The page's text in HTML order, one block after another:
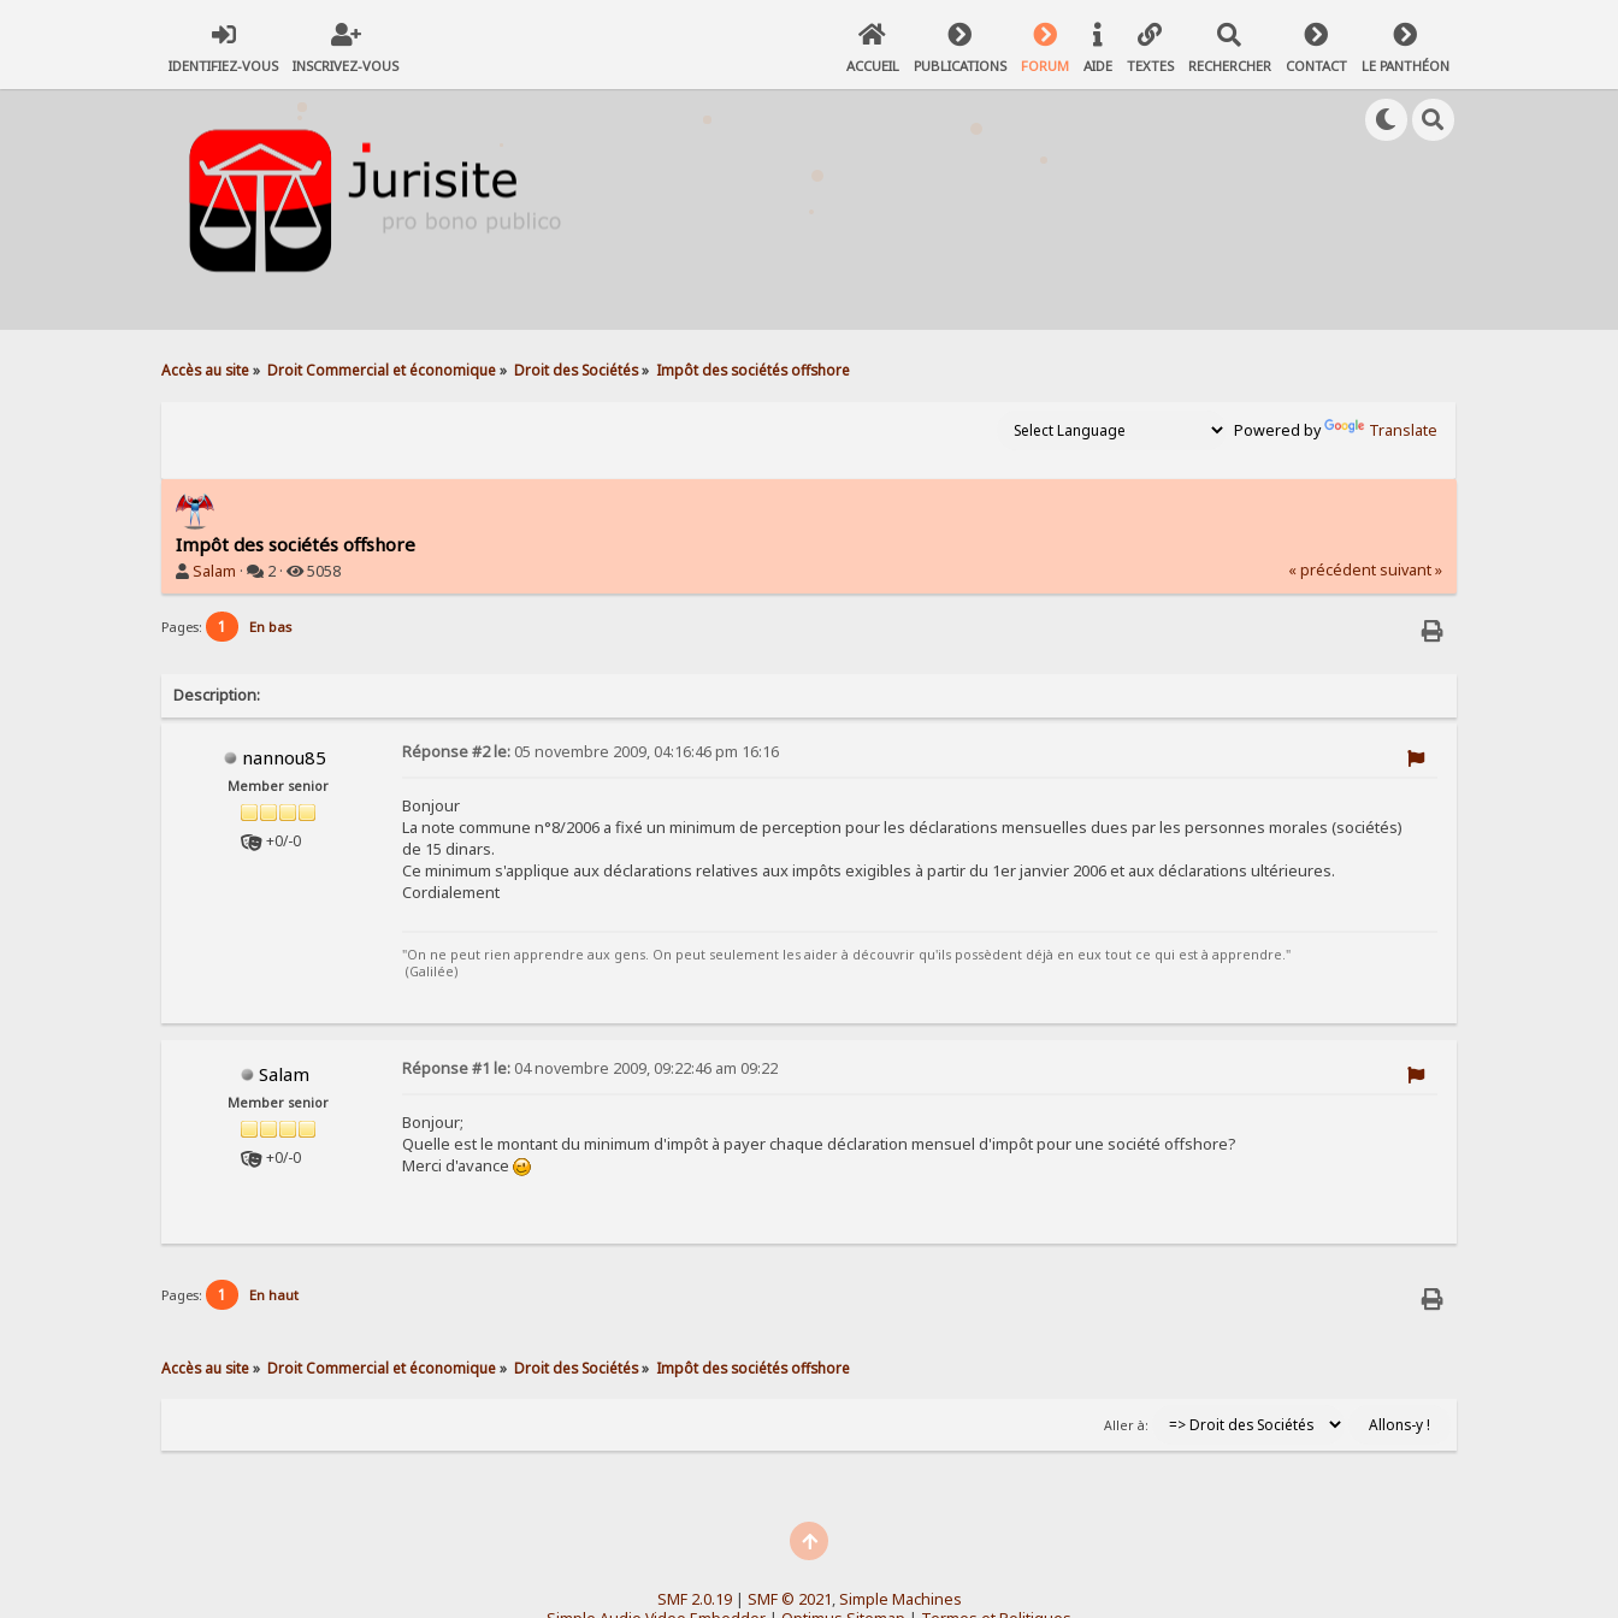
IDENTIFIEZ-VOUS INSCRIVEZ-VOUS ACCUEIL PUBLICATIONS FORUM AIDE TEXTES RECHERCHER CONTACT LE PANTHÉON
Accès au site» Droit Commercial et économique» Droit des Sociétés» Impôt des sociétés offshore
Powered by Translate
Impôt des sociétés offshore
Salam · 2 · 5058 « précédent suivant »
Pages: 1 En bas
Description:
nannou85
Member senior
+0/-0
Réponse #2 le: 05 novembre 2009, 04:16:46 pm 16:16
Bonjour
La note commune n°8/2006 a fixé un minimum de perception pour les déclarations mensuelles dues par les personnes morales (sociétés)
de 15 dinars.
Ce minimum s'applique aux déclarations relatives aux impôts exigibles à partir du 1er janvier 2006 et aux déclarations ultérieures.
Cordialement
"On ne peut rien apprendre aux gens. On peut seulement les aider à découvrir qu'ils possèdent déjà en eux tout ce qui est à apprendre."
(Galilée)
Salam
Member senior
+0/-0
Réponse #1 le: 04 novembre 2009, 09:22:46 am 09:22
Bonjour;
Quelle est le montant du minimum d'impôt à payer chaque déclaration mensuel d'impôt pour une société offshore?
Merci d'avance
Pages: 1 En haut
Accès au site» Droit Commercial et économique» Droit des Sociétés» Impôt des sociétés offshore
Aller à:
SMF 2.0.19| SMF © 2021,Simple Machines